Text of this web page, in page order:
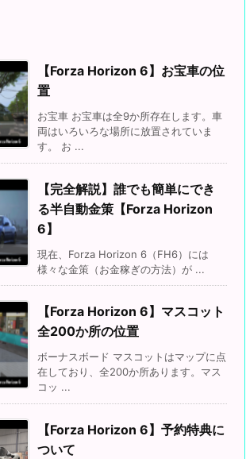
【Forza Horizon 6】お宝車の位
置
お宝車 お宝車は全9か所存在します。車
両はいろいろな場所に放置されていま
す。 お ...
【完全解説】誰でも簡単にでき
る半自動金策【Forza Horizon
6】
現在、Forza Horizon 6（FH6）には
様々な金策（お金稼ぎの方法）が ...
【Forza Horizon 6】マスコット
全200か所の位置
ボーナスボード マスコットはマップに点
在しており、全200か所あります。マス
コッ ...
【Forza Horizon 6】予約特典に
ついて